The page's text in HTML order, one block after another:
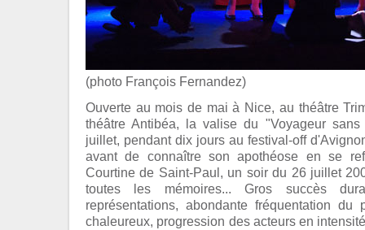
(photo François Fernandez)
Ouverte au mois de mai à Nice, au théâtre
théâtre Antibéa, la valise du "Voyageur
juillet, pendant dix jours au festival-off
avant de connaître son apothéose en se
Courtine de Saint-Paul, un soir du 26 juillet
toutes les mémoires... Gros succès
représentations, abondante fréquentation du
chaleureux, progression des acteurs en